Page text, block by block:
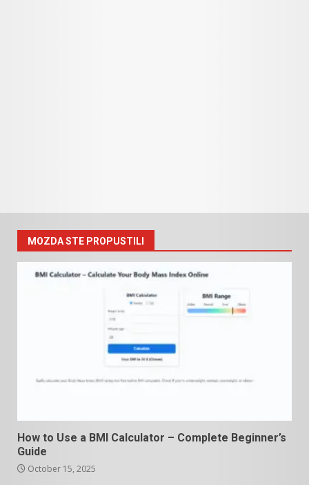
MOZDA STE PROPUSTILI
How to Use a BMI Calculator – Complete Beginner’s
Guide
October 15, 2025